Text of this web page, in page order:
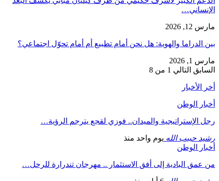
الإنساني…
مارس 12, 2026
بين الدراما والهوية: هل نحن أمام تطبيع أم أمام تحوّل اجتماعي؟
مارس 1, 2026
السابق التالي 1 من 8
أخر الأخبار
أخبار الوطن
رجل الإستراتيجية والميدان.. فوزي لقجع يترجم الرؤية…
رشيد حبيب الله يوم واحد منذ
أخبار الوطن
من عمق البادية إلى أفق الاستثمار .. مهرجان تندرارة للرحل…